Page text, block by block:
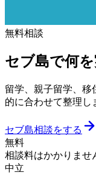
無料相談
セブ島で何
留学、親子留学、移
的に合わせて整理し
セブ島相談をする
無料
相談料はかかりませ
中立